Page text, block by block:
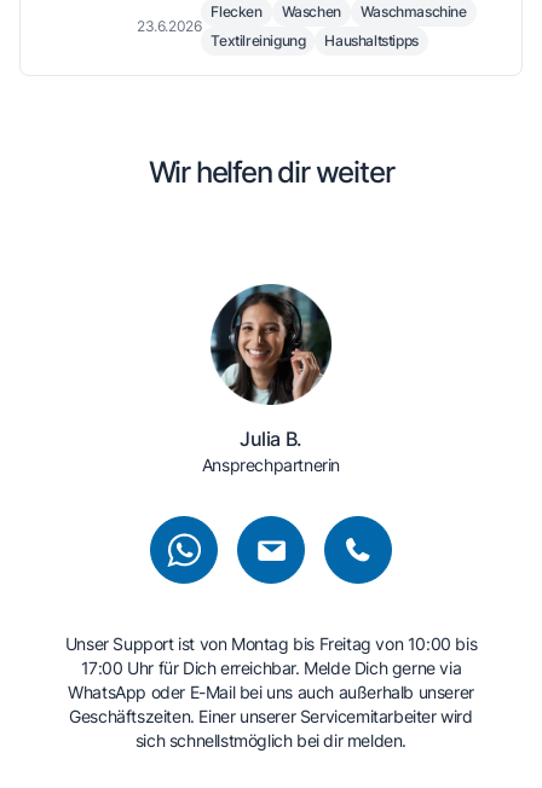
wirkungsvoll vorbehandelst und beim Waschen
richtig vorgehst.
23.6.2026
Flecken Waschen
Waschmaschine
Textilreinigung
Haushaltstipps
Wir helfen dir weiter
Julia B.
Ansprechpartnerin
Unser Support ist von Montag bis Freitag von 10:00 bis
17:00 Uhr für Dich erreichbar. Melde Dich gerne via
WhatsApp oder E-Mail bei uns auch außerhalb unserer
Geschäftszeiten. Einer unserer Servicemitarbeiter wird
sich schnellstmöglich bei dir melden.